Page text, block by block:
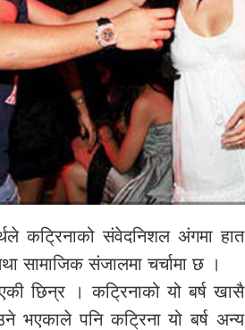
कट्रिनाको संवेदनिशल अंगमा हात
सामाजिक संजालमा चर्चामा छ ।
छिन्र । कट्रिनाको यो बर्ष खासै
भएकाले पनि कट्रिना यो बर्ष अन्य